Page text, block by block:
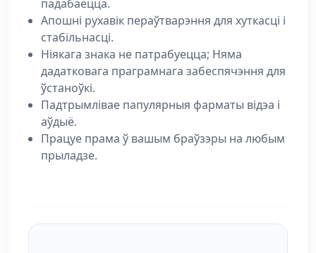
падабаецца.
Апошні рухавік пераўтварэння для хуткасці і
стабільнасці.
Ніякага знака не патрабуецца; Няма
дадатковага праграмнага забеспячэння для
ўстаноўкі.
Падтрымлівае папулярныя фарматы відэа і
аўдыё.
Працуе прама ў вашым браўзэры на любым
прыладзе.